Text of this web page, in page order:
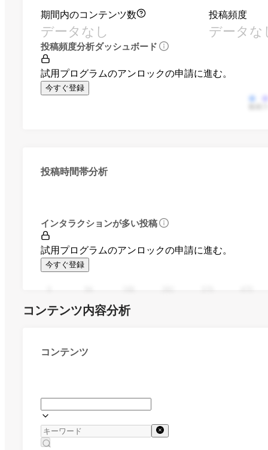
期間内のコンテンツ数
データなし
投稿頻度
データな
投稿頻度分析ダッシュボード
試用プログラムのアンロックの申請に進む。
今すぐ登録
投稿時間帯分析
インタラクションが多い投稿
試用プログラムのアンロックの申請に進む。
今すぐ登録
コンテンツ内容分析
コンテンツ